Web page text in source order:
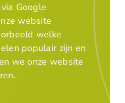
Google
website
welke
populair zijn en
we onze website